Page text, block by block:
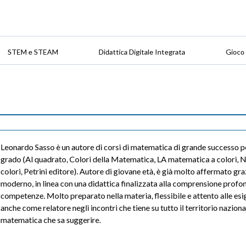
STEM e STEAM Didattica Digitale Integrata Gioco
Leonardo Sasso è un autore di corsi di matematica di grande successo
grado (Al quadrato, Colori della Matematica, LA matematica a colori,
colori, Petrini editore). Autore di giovane età, è già molto affermato
moderno, in linea con una didattica finalizzata alla comprensione
competenze. Molto preparato nella materia, flessibile e attento alle
anche come relatore negli incontri che tiene su tutto il territorio
matematica che sa suggerire.